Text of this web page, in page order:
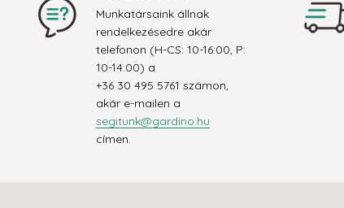
Munkatársaink állnak
rendelkezésedre akár
telefonon (H-CS: 10-16:00, P:
10-14:00) a
+36 30 495 5761 számon,
akár e-mailen a
segitunk@gardino.hu
címen.